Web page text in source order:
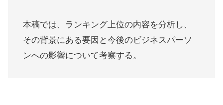
本稿では、ランキング上位の内容を分析し、
その背景にある要因と今後のビジネスパーソ
ンへの影響について考察する。